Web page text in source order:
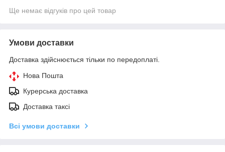
Ще немає відгуків про цей товар
Умови доставки
Доставка здійснюється тільки по передоплаті.
Нова Пошта
Курерська доставка
Доставка таксі
Всі умови доставки